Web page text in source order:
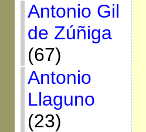
Antonio Gil
de Zúñiga
(67)
Antonio
Llaguno
(23)